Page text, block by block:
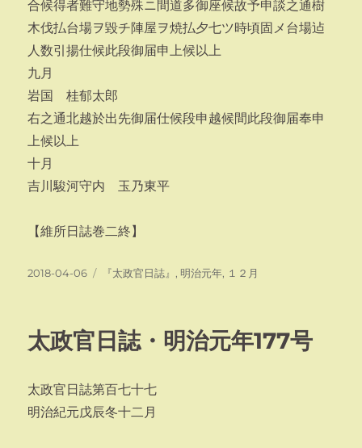
合候得者難守地勢殊ニ間道多御座候故予申談之通樹
木伐払台場ヲ毀チ陣屋ヲ焼払夕七ツ時頃固メ台場迠
人数引揚仕候此段御届申上候以上
九月
岩国 桂郁太郎
右之通北越於出先御届仕候段申越候間此段御届奉申
上候以上
十月
吉川駿河守内 玉乃東平
【維所日誌巻二終】
投
2018-04-06
カ
ー
『太政官日誌』 , 明治元年, １２月
太政官日誌・明治元年177号
太政官日誌第百七十七
明治紀元戊辰冬十二月